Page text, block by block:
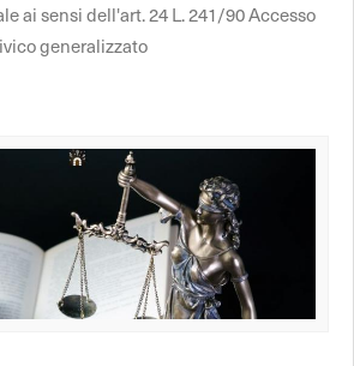
ai sensi dell'art. 24 L. 241/90 Accesso
generalizzato